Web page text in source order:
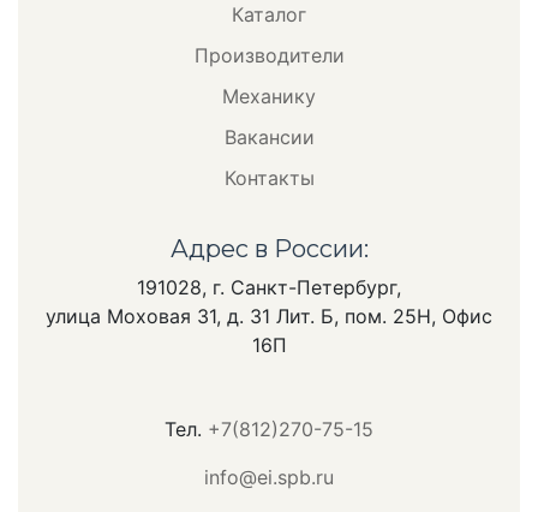
Каталог
Производители
Механику
Вакансии
Контакты
Адрес в России:
191028, г. Санкт-Петербург,
улица Моховая 31, д. 31 Лит. Б, пом. 25Н, Офис
16П
Тел. +7(812)270-75-15
info@ei.spb.ru